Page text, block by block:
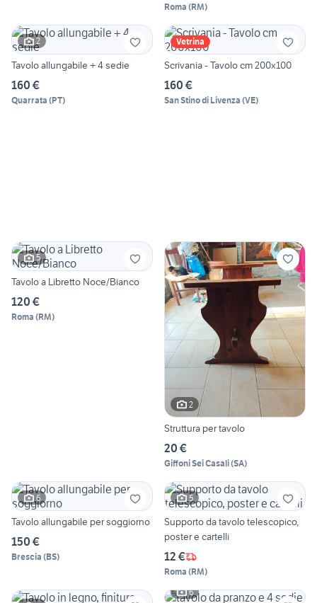
Roma (RM)
2
Tavolo allungabile + 4 sedie
160 €
Quarrata (PT)
Vetrina
Scrivania - Tavolo cm 200x100
160 €
San Stino di Livenza (VE)
5
Tavolo a Libretto Noce/Bianco
120 €
Roma (RM)
2
Struttura per tavolo
20 €
Giffoni Sei Casali(SA)
6
Tavolo allungabile per soggiorno
150 €
Brescia (BS)
5
Supporto da tavolo telescopico,
poster e cartelli
12 €
Roma (RM)
6